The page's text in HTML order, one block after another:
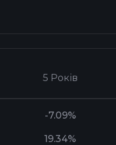
5 Років
-7.09%
19.34%